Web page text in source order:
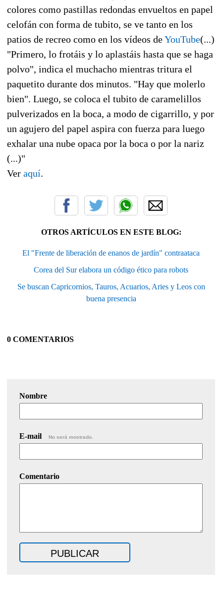
colores como pastillas redondas envueltos en papel
celofán con forma de tubito, se ve tanto en los
patios de recreo como en los vídeos deYouTube(...)
"Primero, lo frotáis y lo aplastáis hasta que se haga
polvo", indica el muchacho mientras tritura el
paquetito durante dos minutos. "Hay que molerlo
bien". Luego, se coloca el tubito de caramelillos
pulverizados en la boca, a modo de cigarrillo, y por
un agujero del papel aspira con fuerza para luego
exhalar una nube opaca por la boca o por la nariz
(...)"
Ver aquí.
OTROS ARTÍCULOS EN ESTE BLOG:
El "Frente de liberación de enanos de jardín" contraataca
Corea del Sur elabora un código ético para robots
Se buscan Capricornios, Tauros, Acuarios, Aries y Leos con
buena presencia
0 COMENTARIOS
Nombre
E-mail No será mostrado.
Comentario